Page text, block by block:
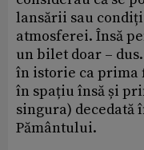
lansării sau
atmosferei. Însă
un bilet doar –
în istorie ca prima
în spațiu însă și
singura) decedată
Pământului.